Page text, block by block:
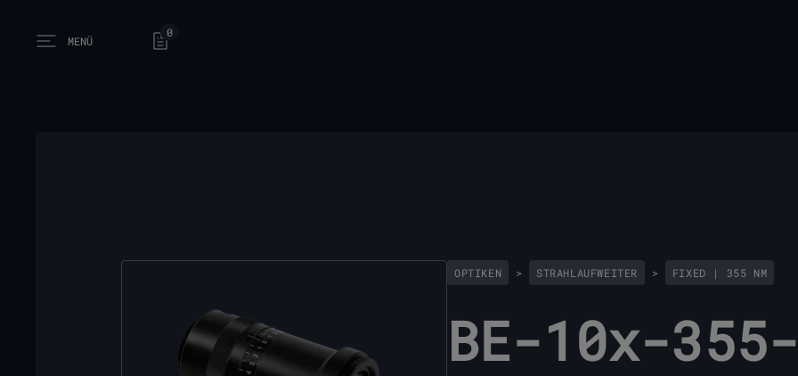
Open main menu
MENÜ
0
OPTIKEN > STRAHLAUFWEITER > FIXED | 355 NM
BE-10x-